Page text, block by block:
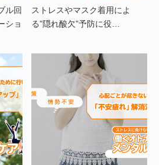
ル回
ショ
ストレスやマスク着用によ
る”隠れ酸欠”予防に役…